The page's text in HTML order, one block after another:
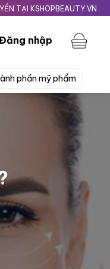
Giao nhanh
nhập
phần mỹ phẩm